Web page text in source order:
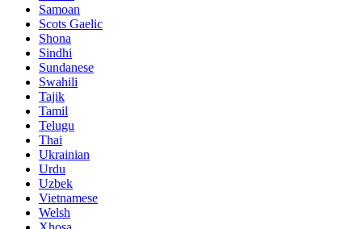
Samoan
Scots Gaelic
Shona
Sindhi
Sundanese
Swahili
Tajik
Tamil
Telugu
Thai
Ukrainian
Urdu
Uzbek
Vietnamese
Welsh